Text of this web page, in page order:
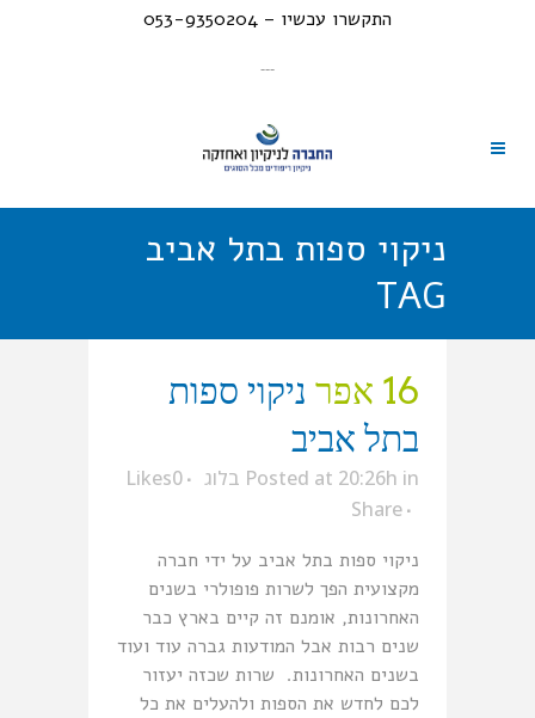
התקשרו עכשיו – 053-9350204
---
ניקוי ספות בתל אביב
TAG
16 אפר
ניקוי ספות
בתל אביב
Posted at 20:26h in בלוג 0
Likes
Share
ניקוי ספות בתל אביב על ידי חברה
מקצועית הפך לשרות פופולרי בשנים
האחרונות, אומנם זה קיים בארץ כבר
שנים רבות אבל המודעות גברה עוד ועוד
בשנים האחרונות. שרות שכזה יעזור
לכם לחדש את הספות ולהעלים את כל